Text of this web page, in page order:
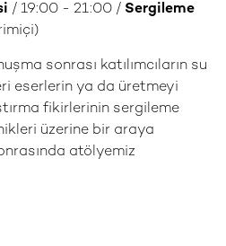
/ 19:00 - 21:00 / Sergileme
sonrası katılımcıların su
eserlerin ya da üretmeyi
fikirlerinin sergileme
üzerine bir araya
atölyemiz